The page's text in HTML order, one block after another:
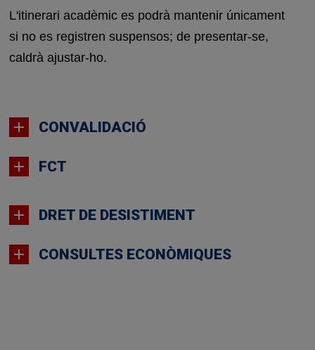
L'itinerari acadèmic es podrà mantenir únicament
si no es registren suspensos; de presentar-se,
caldrà ajustar-ho.
CONVALIDACIÓ
FCT
DRET DE DESISTIMENT
CONSULTES ECONÒMIQUES